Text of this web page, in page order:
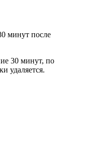
минут после
30 минут, по
удаляется.